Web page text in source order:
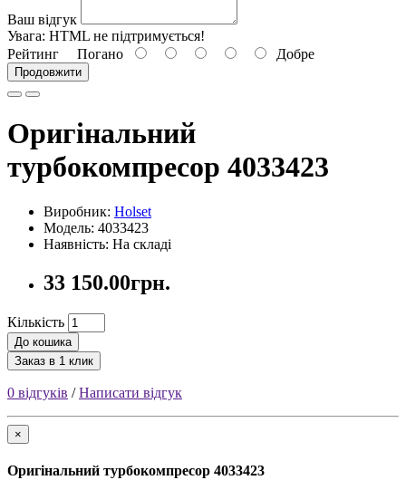
Ваш відгук
Увага: HTML не підтримується!
Рейтинг Погано Добре
Продовжити
Оригінальний
турбокомпресор 4033423
Виробник: Holset
Модель: 4033423
Наявність: На складі
33 150.00грн.
Кількість
До кошика
Заказ в 1 клик
0 відгуків /Написати відгук
×
Оригінальний турбокомпресор 4033423